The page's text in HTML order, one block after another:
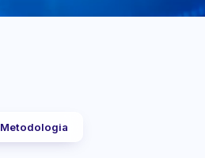
Metodologia